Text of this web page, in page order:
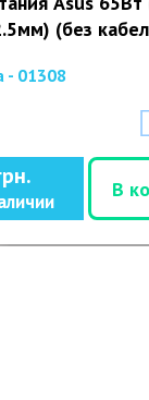
(без
- 01308
В